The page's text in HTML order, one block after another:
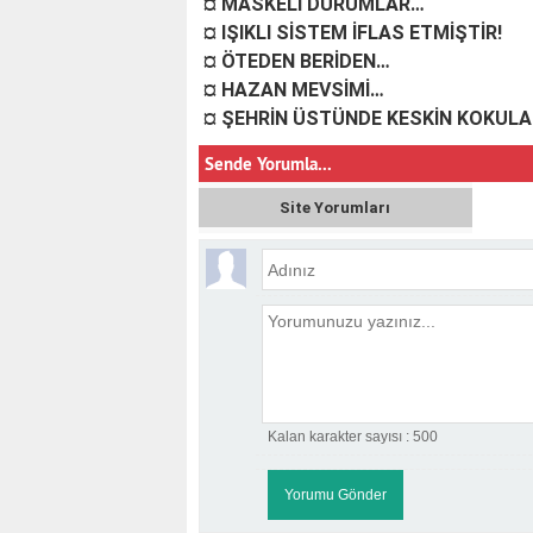
¤ IŞIKLI SİSTEM İFLAS ETMİŞTİR!
¤ ÖTEDEN BERİDEN…
¤ HAZAN MEVSİMİ…
¤ ŞEHRİN ÜSTÜNDE KESKİN
Sende Yorumla...
Site Yorumları
Kalan karakter sayısı : 500